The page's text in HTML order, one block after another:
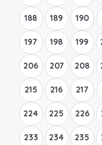
188 189 190
197 198 199
206 207 208
215 216 217
224 225 226
233 234 235